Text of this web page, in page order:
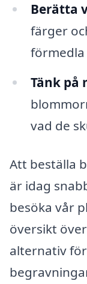
Berätta
färger
förmedla
Tänk på
vad de
Att beställa
är idag
besöka vår
översikt
alternativ